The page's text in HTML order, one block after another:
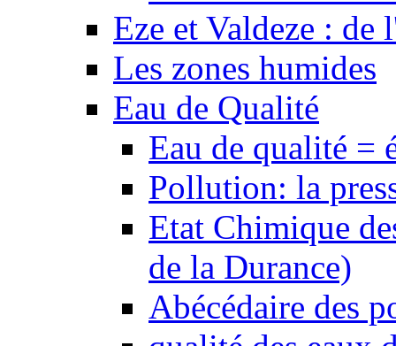
Eze et Valdeze : de
Les zones humides
Eau de Qualité
Eau de qualité =
Pollution: la
Etat Chimique
de la Durance)
Abécédaire des